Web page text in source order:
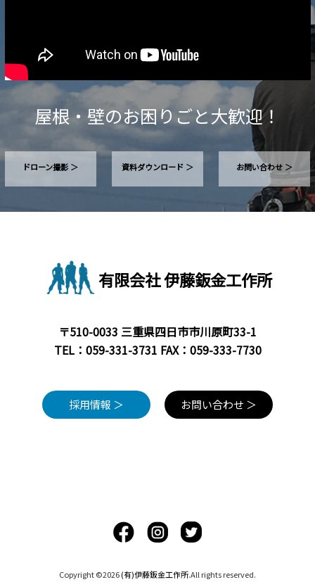
屋根・壁のお困りごと大歓迎！
ドローン撮影 ＞ 資料ダウンロード ＞ お問い合わせ ＞
有限会社 伊藤鈑金工作所
〒510-0033 三重県四日市市川原町33-1
TEL： 059-331-3731 FAX：059-333-7730
採用情報 ＞ お問い合わせ ＞
Copyright ©2026(有)伊藤鈑金工作所.All rights reserved.